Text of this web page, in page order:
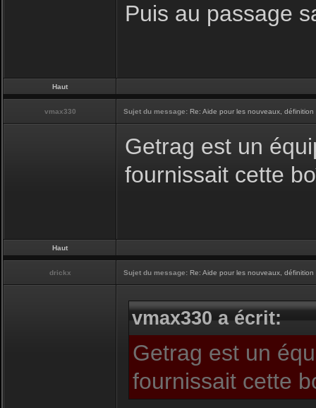
Puis au passage
Haut
vmax330 Sujet du message: Re: Aide pour les nouveaux,
Getrag est un
fournissait cette
Haut
drickx Sujet du message: Re: Aide pour les nouveaux,
vmax330 a écrit:
Getrag est un
fournissait cette